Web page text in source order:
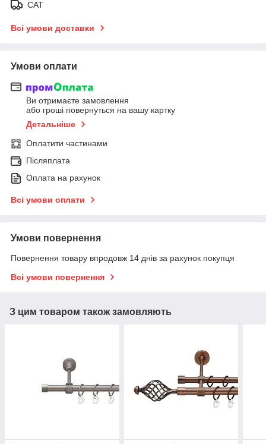
САТ
Всі умови доставки
Умови оплати
Ви отримаєте замовлення
або гроші повернуться на вашу картку
Детальніше
Оплатити частинами
Післяплата
Оплата на рахунок
Всі умови оплати
Умови повернення
Повернення товару впродовж 14 днів за рахунок покупця
Всі умови повернення
З цим товаром також замовляють